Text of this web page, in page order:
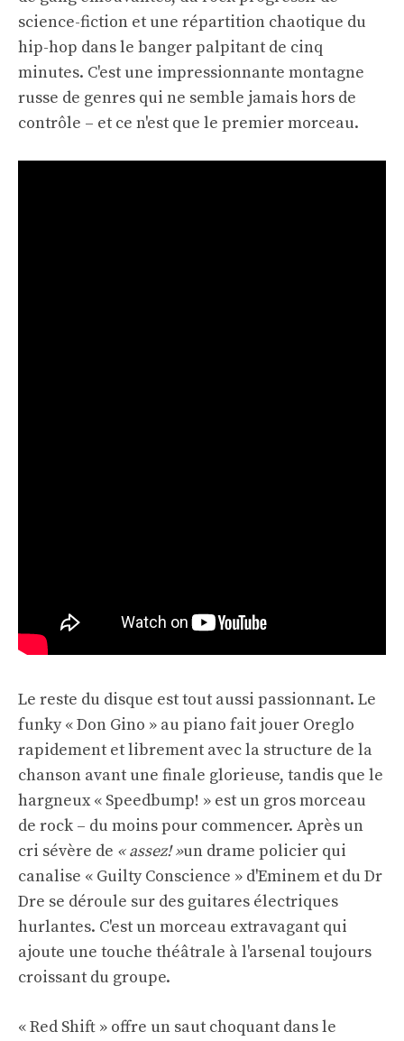
science-fiction et une répartition chaotique du
hip-hop dans le banger palpitant de cinq
minutes. C'est une impressionnante montagne
russe de genres qui ne semble jamais hors de
contrôle – et ce n'est que le premier morceau.
Le reste du disque est tout aussi passionnant. Le
funky « Don Gino » au piano fait jouer Oreglo
rapidement et librement avec la structure de la
chanson avant une finale glorieuse, tandis que le
hargneux « Speedbump! » est un gros morceau
de rock – du moins pour commencer. Après un
cri sévère de « assez! »un drame policier qui
canalise « Guilty Conscience » d'Eminem et du Dr
Dre se déroule sur des guitares électriques
hurlantes. C'est un morceau extravagant qui
ajoute une touche théâtrale à l'arsenal toujours
croissant du groupe.
« Red Shift » offre un saut choquant dans le